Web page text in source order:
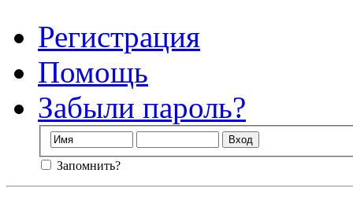
Регистрация
Помощь
Забыли пароль?
Запомнить?